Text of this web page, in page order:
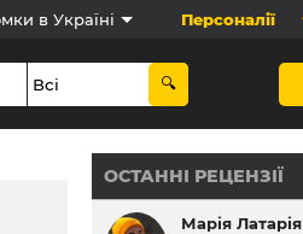
в Україні Персоналії
ОСТАННІ РЕЦЕНЗІЇ
Марія Латарія